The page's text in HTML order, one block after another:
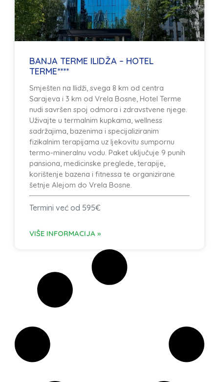
BANJA TERME ILIDŽA – HOTEL
TERME****
Smješten na Ilidži, svega 8 km od centra
Sarajeva i 3 km od Vrela Bosne, Hotel Terme
nudi savršen spoj odmora i zdravstvene njege.
Uživajte u termalnim kupkama, wellness
sadržajima, bazenima i specijaliziranim
fizikalnim terapijama uz ljekovitu sumpornu
termo-mineralnu vodu. Paket uključuje 9 punih
pansiona, medicinske preglede, terapije,
korištenje bazena i fitnessa te organizirane
šetnje Alejom do Vrela Bosne.
Termini već od 595€
VIŠE INFORMACIJA »